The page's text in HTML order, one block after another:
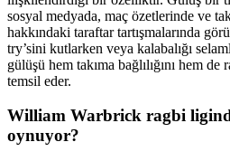
sosyal medyada, maç özetlerinde ve
hakkındaki taraftar tartışmalarında
try’sini kutlarken veya kalabalığı
gülüşü hem takıma bağlılığını hem de
temsil eder.
William Warbrick ragbi
oynuyor?